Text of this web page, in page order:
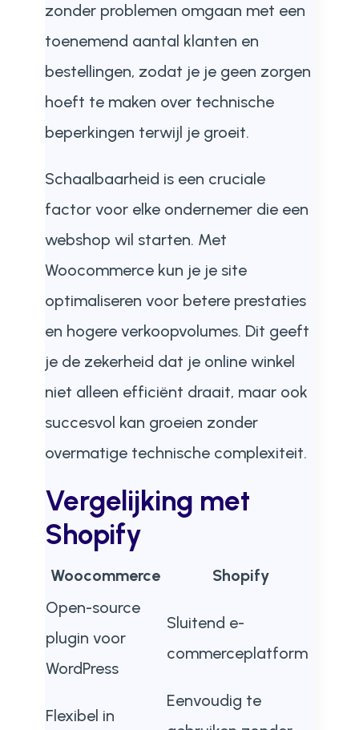
zonder problemen omgaan met een
toenemend aantal klanten en
bestellingen, zodat je je geen zorgen
hoeft te maken over technische
beperkingen terwijl je groeit.
Schaalbaarheid is een cruciale
factor voor elke ondernemer die een
webshop wil starten. Met
Woocommerce kun je je site
optimaliseren voor betere prestaties
en hogere verkoopvolumes. Dit geeft
je de zekerheid dat je online winkel
niet alleen efficiënt draait, maar ook
succesvol kan groeien zonder
overmatige technische complexiteit.
Vergelijking met
Shopify
Woocommerce
Shopify
Open-source
plugin voor
WordPress
Sluitend e-
commerceplatform
Flexibel in
Eenvoudig te